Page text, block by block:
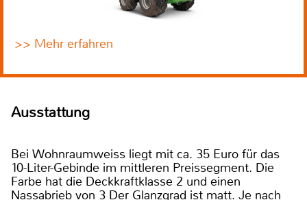
>> Mehr erfahren
Ausstattung
Bei Wohnraumweiss liegt mit ca. 35 Euro für das
10-Liter-Gebinde im mittleren Preissegment. Die
Farbe hat die Deckkraftklasse 2 und einen
Nassabrieb von 3 Der Glanzgrad ist matt. Je nach